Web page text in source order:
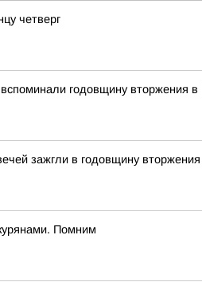
четверг
годовщину вторжения в
зажгли в годовщину
Помним